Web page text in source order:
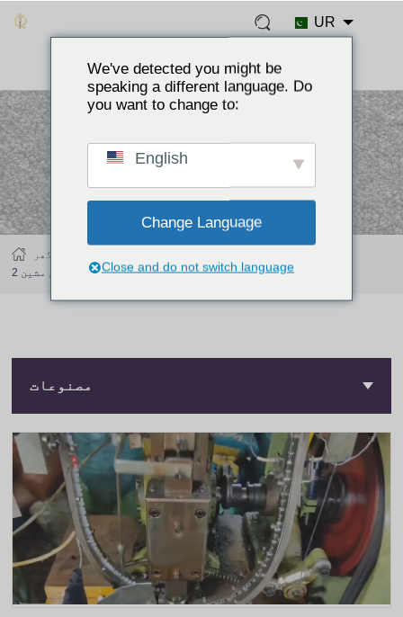
UR
گھر
2 میں 1 بٹن بیک پارٹ اسمبلی مشین
مصنوعات
We've detected you might be
speaking a different language. Do
you want to change to:
English
Change Language
Close and do not switch language